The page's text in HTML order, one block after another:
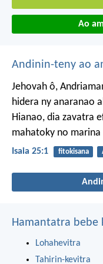
Ao
Andinin-teny ao
Jehovah ô,
hidera ny anaranao
Hianao, dia zavatra
mahatoky no
Isaia 25:1 fitokisana
Hamantatra bebe
Lohahevitra
Tahirin-kevitra